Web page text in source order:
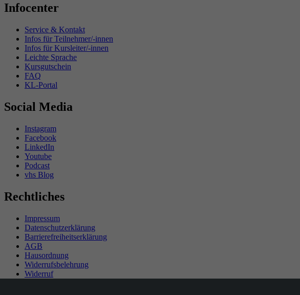
Infocenter
Service & Kontakt
Infos für Teilnehmer/-innen
Infos für Kursleiter/-innen
Leichte Sprache
Kursgutschein
FAQ
KL-Portal
Social Media
Instagram
Facebook
LinkedIn
Youtube
Podcast
vhs Blog
Rechtliches
Impressum
Datenschutzerklärung
Barrierefreiheitserklärung
AGB
Hausordnung
Widerrufsbelehrung
Widerruf